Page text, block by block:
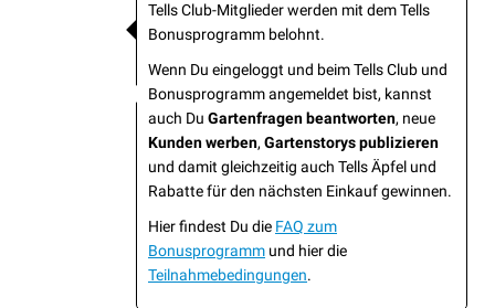
Tells Club-Mitglieder werden mit dem Tells
Bonusprogramm belohnt.
Wenn Du eingeloggt und beim Tells Club und
Bonusprogramm angemeldet bist, kannst
auch Du Gartenfragen beantworten, neue
Kunden werben, Gartenstorys publizieren
und damit gleichzeitig auch Tells Äpfel und
Rabatte für den nächsten Einkauf gewinnen.
Hier findest Du die FAQ zum
Bonusprogramm und hier die
Teilnahmebedingungen.